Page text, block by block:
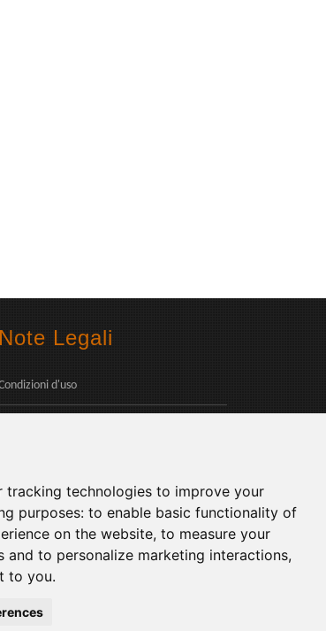
tracking technologies to improve your
purposes: to enable basic functionality of
on the website, to measure your
and to personalize marketing interactions,
to you.
Note Legali
d'uso